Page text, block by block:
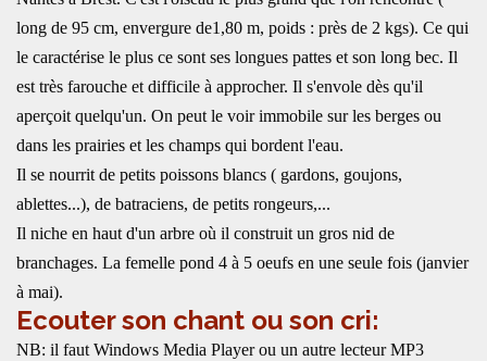
long de 95 cm, envergure de1,80 m, poids : près de 2 kgs). Ce qui
le caractérise le plus ce sont ses longues pattes et son long bec. Il
est très farouche et difficile à approcher. Il s'envole dès qu'il
aperçoit quelqu'un. On peut le voir immobile sur les berges ou
dans les prairies et les champs qui bordent l'eau.
Il se nourrit de petits poissons blancs ( gardons, goujons,
ablettes...), de batraciens, de petits rongeurs,...
Il niche en haut d'un arbre où il construit un gros nid de
branchages. La femelle pond 4 à 5 oeufs en une seule fois (janvier
à mai).
Ecouter son chant ou son cri:
NB: il faut Windows Media Player ou un autre lecteur MP3